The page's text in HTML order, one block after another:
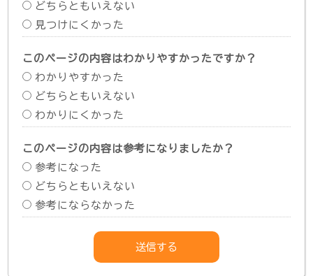
どちらともいえない
見つけにくかった
このページの内容はわかりやすかったですか？
わかりやすかった
どちらともいえない
わかりにくかった
このページの内容は参考になりましたか？
参考になった
どちらともいえない
参考にならなかった